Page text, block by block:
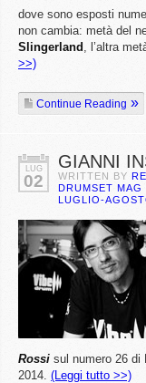
dove sono esposti
non cambia: metà del
Slingerland , l’altra
>>)
Continue Reading
LUG
02
GIANNI
WRITTEN BY
DRUMSET
LUGLIO-
Rossi sul numero 26 di
2014. (Leggi tutto >>)